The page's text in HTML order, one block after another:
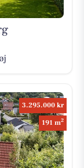
3.295.000 kr
191 m2